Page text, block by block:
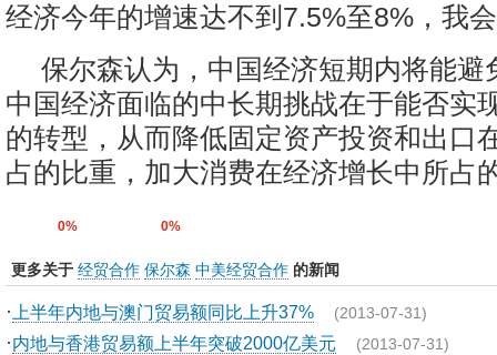
经济今年的增速达不到7.5%至8%，我
保尔森认为，中国经济短期内将能避
中国经济面临的中长期挑战在于能否实
的转型，从而降低固定资产投资和出口
占的比重，加大消费在经济增长中所占
0% 0%
更多关于 经贸合作 保尔森 中美经贸合作 的新闻
· 上半年内地与澳门贸易额同比上升37% (2013-07-31)
·内地与香港贸易额上半年突破2000亿美元 (2013-07-31)